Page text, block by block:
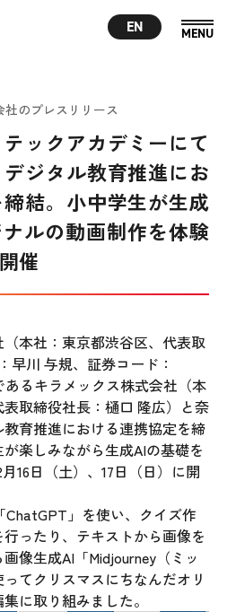
EN
社のプレスリリース
ックアカデミーにて
ジタル教育推進にお
結。小中学生が生成
ルの動画制作を体験
催
本社：東京都渋谷区、代表取
早川 与規、証券コード：
るキラメックス株式会社（本
取締役社長：樋口 隆広）と奈
育推進における連携協定を締
楽しみながら生成AIの基礎を
16日（土）、17日（日）に開
」を使い、クイズ作
ったり、テキストから画像を
像生成AI「Midjourney（ミッ
てクリスマスにちなんだオリ
に取り組みました。